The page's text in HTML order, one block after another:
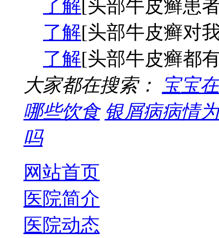
了解[头部牛皮癣患
了解[头部牛皮癣对
了解[头部牛皮癣都
大家都在搜索：
宝宝
哪些饮食 银屑病病情
吗
网站首页
医院简介
医院动态